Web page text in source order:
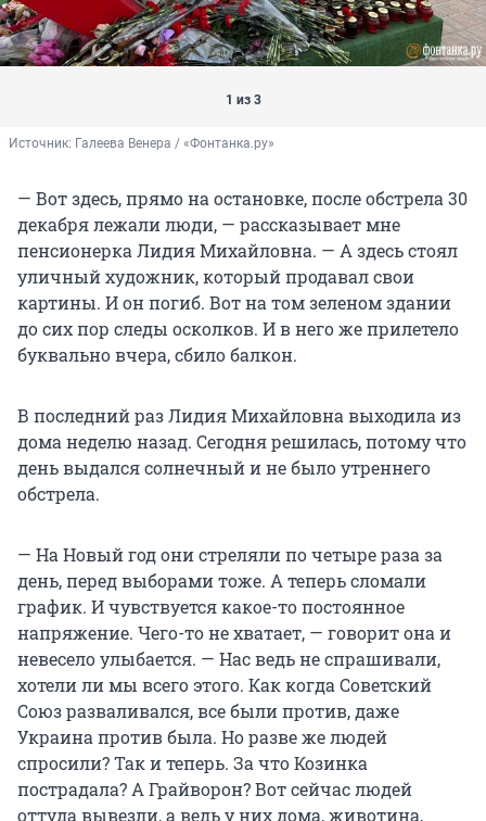
1 из 3
Источник: Галеева Венера / «Фонтанка.ру»
— Вот здесь, прямо на остановке, после обстрела 30
декабря лежали люди, — рассказывает мне
пенсионерка Лидия Михайловна. — А здесь стоял
уличный художник, который продавал свои
картины. И он погиб. Вот на том зеленом здании
до сих пор следы осколков. И в него же прилетело
буквально вчера, сбило балкон.
В последний раз Лидия Михайловна выходила из
дома неделю назад. Сегодня решилась, потому что
день выдался солнечный и не было утреннего
обстрела.
— На Новый год они стреляли по четыре раза за
день, перед выборами тоже. А теперь сломали
график. И чувствуется какое-то постоянное
напряжение. Чего-то не хватает, — говорит она и
невесело улыбается. — Нас ведь не спрашивали,
хотели ли мы всего этого. Как когда Советский
Союз разваливался, все были против, даже
Украина против была. Но разве же людей
спросили? Так и теперь. За что Козинка
пострадала? А Грайворон? Вот сейчас людей
оттуда вывезли, а ведь у них дома, животина,